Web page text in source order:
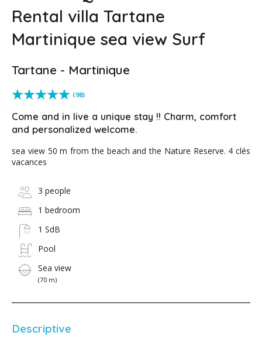
Rental villa Tartane
Martinique sea view Surf
Tartane - Martinique
(98)
Come and in live a unique stay !! Charm, comfort
and personalized welcome.
sea view 50 m from the beach and the Nature Reserve. 4 clés
vacances
3 people
1 bedroom
1 SdB
Pool
Sea view
(70 m)
Descriptive